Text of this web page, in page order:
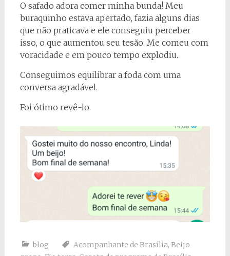
O safado adora comer minha bunda! Meu
buraquinho estava apertado, fazia alguns dias
que não praticava e ele conseguiu perceber
isso, o que aumentou seu tesão. Me comeu com
voracidade e em pouco tempo explodiu.
Conseguimos equilibrar a foda com uma
conversa agradável.
Foi ótimo revê-lo.
blog Acompanhante de Brasília, Beijo